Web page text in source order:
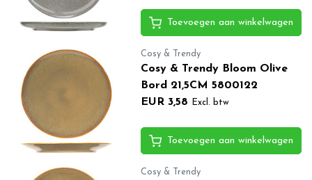
Toevoegen aan winkelwagen
Cosy & Trendy
Cosy & Trendy Bloom Olive
Bord 21,5CM 5800122
EUR 3,58
Excl. btw
Toevoegen aan winkelwagen
Cosy & Trendy